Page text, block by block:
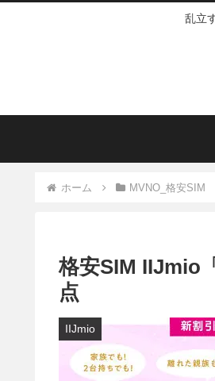
乱立
ホーム MVNO_格安SIM
格安SIM IIJmio
点
IIJmio